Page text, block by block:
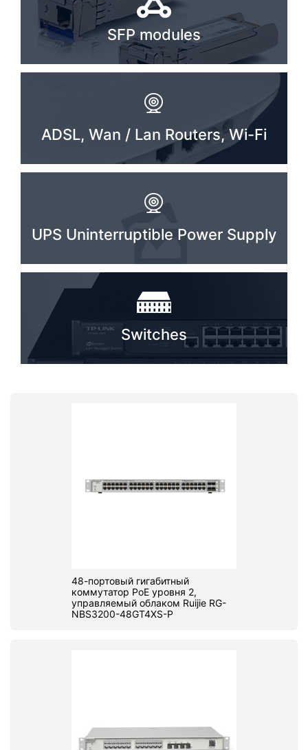
Video conferencing
PC components
SFP modules
ADSL, Wan / Lan Routers, Wi-Fi
UPS Uninterruptible Power Supply
Switches
48-портовый гигабитный
коммутатор PoE уровня 2,
управляемый облаком Ruijie RG-
NBS3200-48GT4XS-P